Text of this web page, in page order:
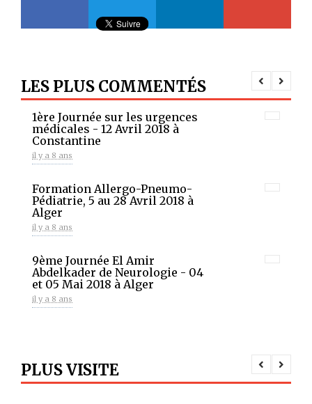
LES PLUS COMMENTÉS
1ère Journée sur les urgences
médicales - 12 Avril 2018 à
Constantine
il y a 8 ans
Formation Allergo-Pneumo-
Pédiatrie, 5 au 28 Avril 2018 à
Alger
il y a 8 ans
9ème Journée El Amir
Abdelkader de Neurologie - 04
et 05 Mai 2018 à Alger
il y a 8 ans
PLUS VISITE